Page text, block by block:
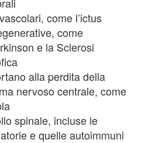
come l’ictus
come
e la Sclerosi
alla perdita della
nervoso centrale, come
spinale, incluse le
e quelle autoimmuni